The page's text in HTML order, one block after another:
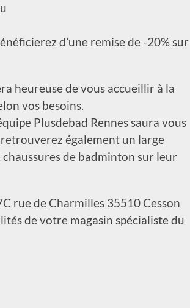
d’une remise de -20% sur
heureuse de vous accueillir à la
vos besoins.
Plusdebad Rennes saura vous
également un large
de badminton sur leur
rue de Charmilles 35510 Cesson
de votre magasin spécialiste du